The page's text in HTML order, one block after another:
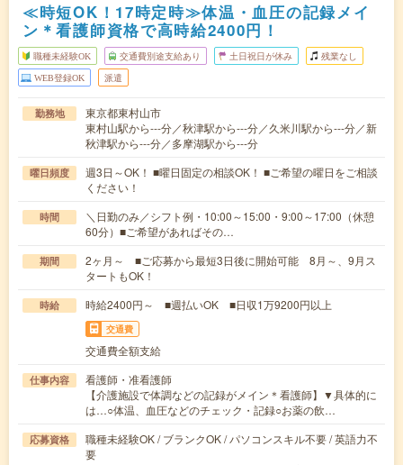
≪時短OK！17時定時≫体温・血圧の記録メイ
ン＊看護師資格で高時給2400円！
職種未経験OK 交通費別途支給あり 土日祝日が休み 残業なし
WEB登録OK 派遣
勤務地
東京都東村山市
東村山駅から---分／秋津駅から---分／久米川駅から---分／新
秋津駅から---分／多摩湖駅から---分
曜日頻度
週3日～OK！ ■曜日固定の相談OK！ ■ご希望の曜日をご相談
ください！
時間
＼日勤のみ／シフト例・10:00～15:00・9:00～17:00（休憩
60分）■ご希望があればその…
期間
2ヶ月～ ■ご応募から最短3日後に開始可能 8月～、9月ス
タートもOK！
時給 時給2400円～ ■週払いOK ■日収1万9200円以上
交通費
交通費全額支給
仕事内容
看護師・准看護師
【介護施設で体調などの記録がメイン＊看護師】▼具体的に
は…○体温、血圧などのチェック・記録○お薬の飲…
応募資格
職種未経験OK / ブランクOK / パソコンスキル不要 / 英語力不
要